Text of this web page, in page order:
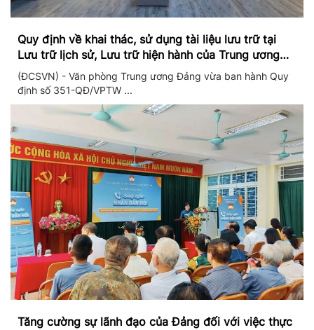
Quy định về khai thác, sử dụng tài liệu lưu trữ tại
Lưu trữ lịch sử, Lưu trữ hiện hành của Trung ương
Đảng và Văn phòng Trung ương Đảng
(ĐCSVN) - Văn phòng Trung ương Đảng vừa ban hành Quy
định số 351-QĐ/VPTW ...
Tăng cường sự lãnh đạo của Đảng đối với việc thực